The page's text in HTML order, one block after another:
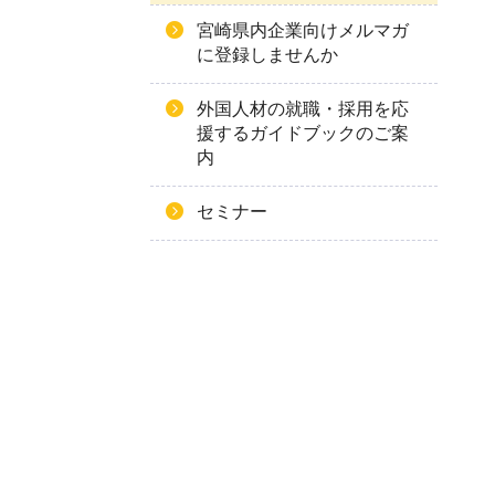
宮崎県内企業向けメルマガ
に登録しませんか
外国人材の就職・採用を応
援するガイドブックのご案
内
セミナー